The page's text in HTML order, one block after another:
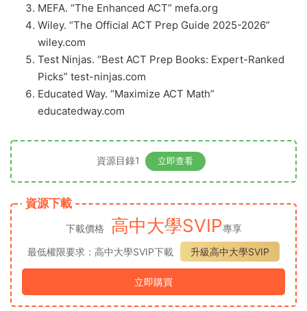
MEFA. “The Enhanced ACT” mefa.org
Wiley. “The Official ACT Prep Guide 2025-2026”
wiley.com
Test Ninjas. “Best ACT Prep Books: Expert-Ranked
Picks” test-ninjas.com
Educated Way. “Maximize ACT Math”
educatedway.com
資源目錄1 立即查看
資源下載
下載價格 高中大學SVIP專享
最低權限要求：高中大學SVIP下載
升級高中大學SVIP
立即購買